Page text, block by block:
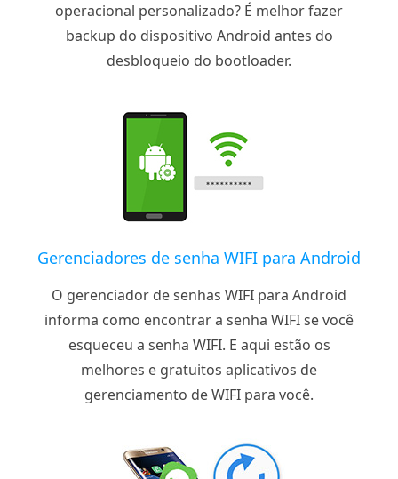
operacional personalizado? É melhor fazer
backup do dispositivo Android antes do
desbloqueio do bootloader.
Gerenciadores de senha WIFI para Android
O gerenciador de senhas WIFI para Android
informa como encontrar a senha WIFI se você
esqueceu a senha WIFI. E aqui estão os
melhores e gratuitos aplicativos de
gerenciamento de WIFI para você.